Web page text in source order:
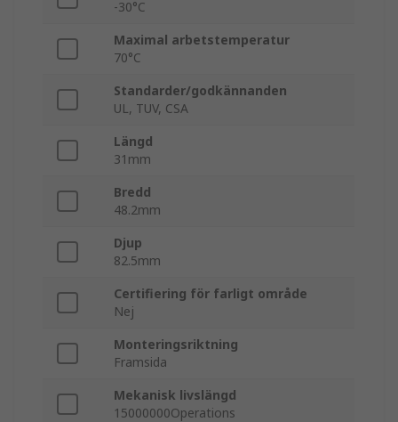
-30°C
Maximal arbetstemperatur
70°C
Standarder/godkännanden
UL, TUV, CSA
Längd
31mm
Bredd
48.2mm
Djup
82.5mm
Certifiering för farligt område
Nej
Monteringsriktning
Framsida
Mekanisk livslängd
15000000Operations